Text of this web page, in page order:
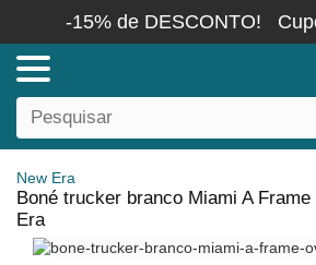
-15% de DESCONTO!
New Era
Boné trucker branco Miami A
Era